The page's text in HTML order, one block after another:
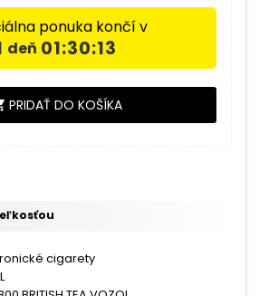
ponuka končí v
deň 01:30:13
PRIDAŤ DO KOŠÍKA
cigarety